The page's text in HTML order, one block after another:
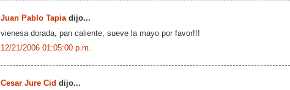
Juan Pablo Tapiadijo...
vienesa dorada, pan caliente, sueve la mayo por favor!!!
12/21/2006 01:05:00 p.m.
Cesar Jure Cid dijo...